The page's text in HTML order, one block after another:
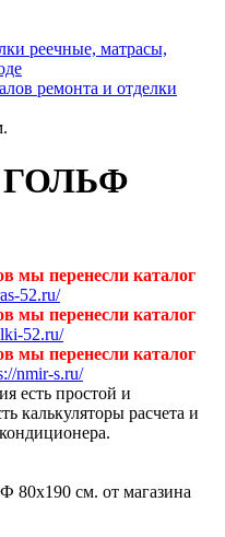
реечные, матрасы,
ремонта и отделки
ГОЛЬФ
мы перенесли каталог
52.ru/
мы перенесли каталог
52.ru/
мы перенесли каталог
nmir-s.ru/
есть простой и
калькуляторы расчета и